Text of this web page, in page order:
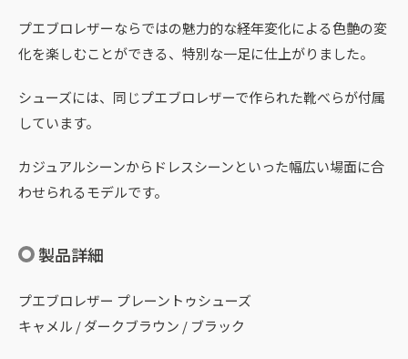
プエブロレザーならではの魅力的な経年変化による色艶の変
化を楽しむことができる、特別な一足に仕上がりました。
シューズには、同じプエブロレザーで作られた靴べらが付属
しています。
カジュアルシーンからドレスシーンといった幅広い場面に合
わせられるモデルです。
製品詳細
プエブロレザー プレーントゥシューズ
キャメル / ダークブラウン / ブラック